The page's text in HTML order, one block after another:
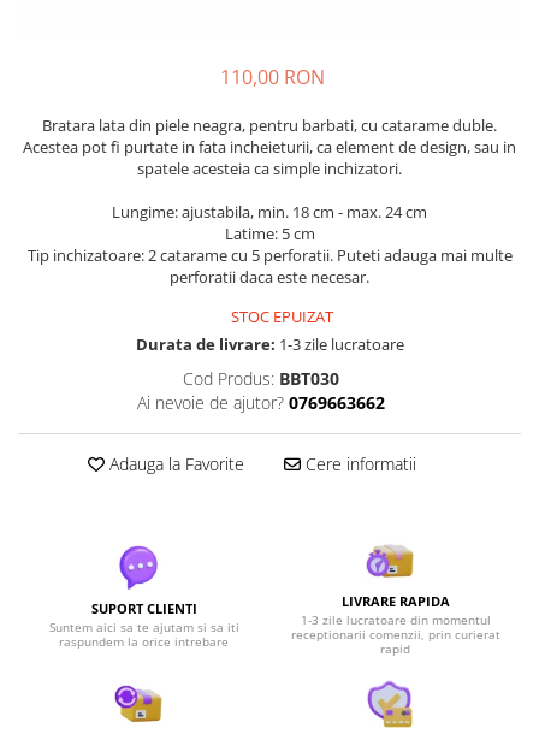
110,00 RON
Bratara lata din piele neagra, pentru barbati, cu catarame duble.
Acestea pot fi purtate in fata incheieturii, ca element de design, sau in
spatele acesteia ca simple inchizatori.
Lungime: ajustabila, min. 18 cm - max. 24 cm
Latime: 5 cm
Tip inchizatoare: 2 catarame cu 5 perforatii. Puteti adauga mai multe
perforatii daca este necesar.
STOC EPUIZAT
Durata de livrare: 1-3 zile lucratoare
Cod Produs: BBT030
Ai nevoie de ajutor? 0769663662
Adauga la Favorite Cere informatii
SUPORT CLIENTI
Suntem aici sa te ajutam si sa iti
raspundem la orice intrebare
LIVRARE RAPIDA
1-3 zile lucratoare din momentul
receptionarii comenzii, prin curierat
rapid